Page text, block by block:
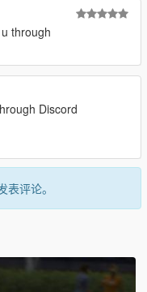
through
Discord
评论。